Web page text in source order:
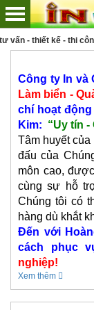
kế - thi công:
Công ty In và
Làm biển -
chí hoạt
Kim: “Uy tín
Tâm huyết
đấu của
môn cao,
cùng sự hỗ
Chúng tôi có
hàng dù khắt
Đến với
cách phục
nghiệp!
Xem thêm